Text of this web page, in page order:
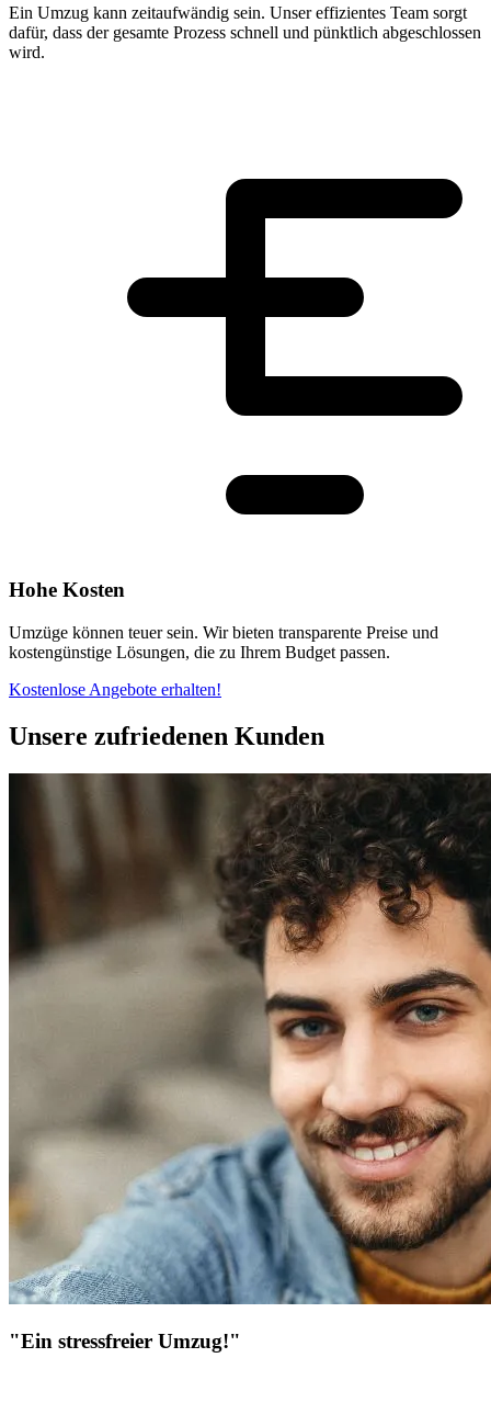
Ein Umzug kann zeitaufwändig sein. Unser effizientes Team sorgt
dafür, dass der gesamte Prozess schnell und pünktlich abgeschlossen
wird.
Hohe Kosten
Umzüge können teuer sein. Wir bieten transparente Preise und
kostengünstige Lösungen, die zu Ihrem Budget passen.
Kostenlose Angebote erhalten!
Unsere zufriedenen Kunden
"Ein stressfreier Umzug!"